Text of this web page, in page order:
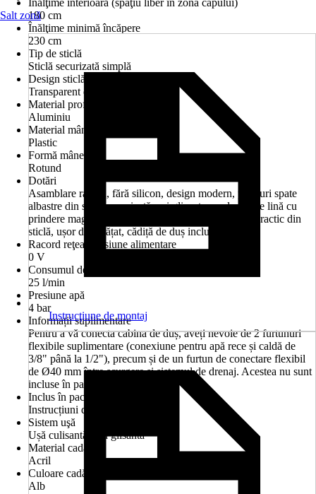
Înălţime interioară (spaţiu liber în zona capului)
180 cm
Înălţime minimă încăpere
230 cm
Tip de sticlă
Sticlă securizată simplă
Design sticlă
Transparent deschis
Material profil
Aluminiu
Material mâner
Plastic
Formă mâner
Rotund
Dotări
Asamblare rapidă, fără silicon, design modern, panouri spate
albastre din sticlă securizată, uși glisante cu alunecare lină cu
prindere magnetică, accesorii de înaltă calitate, raft practic din
sticlă, ușor de curățat, cădiță de duș inclusă
Racord reţea/Tensiune alimentare
0 V
Consumul de apă
25 l/min
Presiune apă
4 bar
Informații suplimentare
Pentru a vă conecta cabina de duș, aveți nevoie de 2 furtunuri
flexibile suplimentare (conexiune pentru apă rece și caldă de
3/8" până la 1/2"), precum și de un furtun de conectare flexibil
de Ø40 mm între scurgere și sistemul de drenaj. Acestea nu sunt
incluse în pachetul de livrare.
Inclus în pachetul livrat
Instrucțiuni de asamblare
Sistem uşă
Ușă culisantă/Ușă glisantă
Material cadă
Acril
Culoare cadă de baie
Alb
Salt zonă
Instrucţiune de montaj